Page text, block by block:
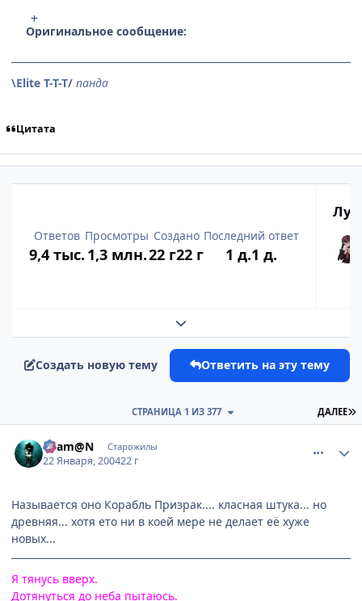
Оригинальное сообщение:
\Elite T-T-T/ панда
Цитата
Ответов
9,4 тыс.
Просмотры
1,3 млн.
Создано
22 г22 г
Последний ответ
1 д.1 д.
Развернуть обзор темы
Создать новую тему Ответить на эту тему
ДАЛЕЕ
СТРАНИЦА 1 ИЗ 377
Sham@N Старожилы
22 Января, 200422 г
Называется оно Корабль Призрак.... класная штука... но
древняя... хотя ето ни в коей мере не делает её хуже
новых...
Я тянусь вверх.
Дотянуться до неба пытаюсь.